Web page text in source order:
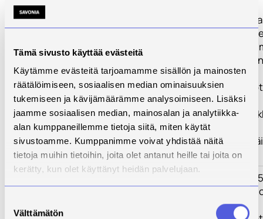
Tämä sivusto käyttää evästeitä
Käytämme evästeitä tarjoamamme sisällön ja mainosten
räätälöimiseen, sosiaalisen median ominaisuuksien
tukemiseen ja kävijämäärämme analysoimiseen. Lisäksi
jaamme sosiaalisen median, mainosalan ja analytiikka-
alan kumppaneillemme tietoja siitä, miten käytät
sivustoamme. Kumppanimme voivat yhdistää näitä
tietoja muihin tietoihin, joita olet antanut heille tai joita on
kerätty, kun olet käyttänyt heidän palvelujaan.
valinta
Välttämätön
kaupan
edellyttää
suomalaiselta
yhä suurempaa
yhä tarkempaa
optimointia.
Toimenpiteet
Hankkeessa on 5
kehitysosioita,
tähtäävät